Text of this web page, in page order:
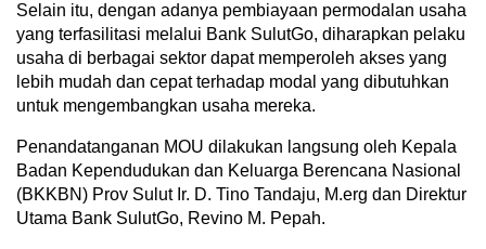
Selain itu, dengan adanya pembiayaan permodalan usaha
yang terfasilitasi melalui Bank SulutGo, diharapkan pelaku
usaha di berbagai sektor dapat memperoleh akses yang
lebih mudah dan cepat terhadap modal yang dibutuhkan
untuk mengembangkan usaha mereka.
Penandatanganan MOU dilakukan langsung oleh Kepala
Badan Kependudukan dan Keluarga Berencana Nasional
(BKKBN) Prov Sulut Ir. D. Tino Tandaju, M.erg dan Direktur
Utama Bank SulutGo, Revino M. Pepah.